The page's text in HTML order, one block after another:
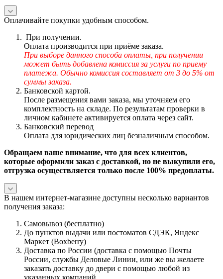
Оплачивайте покупки удобным способом.
При получении.
Оплата производится при приёме заказа.
При выборе данного способа оплаты, при получении
может быть добавлена комиссия за услуги по приему
платежа. Обычно комиссия составляет от 3 до 5% от
суммы заказа.
Банковской картой.
После размещения вами заказа, мы уточняем его
комплектность на складе. По результатам проверки в
личном кабинете активируется оплата через сайт.
Банковский перевод
Оплата для юридических лиц безналичным способом.
Обращаем ваше внимание, что для всех клиентов,
которые оформили заказ с доставкой, но не выкупили его,
отгрузка осуществляется только после 100% предоплаты.
В нашем интернет-магазине доступны несколько вариантов
получения заказа:
Самовывоз (бесплатно)
До пунктов выдачи или постоматов СДЭК, Яндекс
Маркет (Boxberry)
Доставка по России (доставка с помощью Почты
России, службы Деловые Линии, или же вы желаете
заказать доставку до двери с помощью любой из